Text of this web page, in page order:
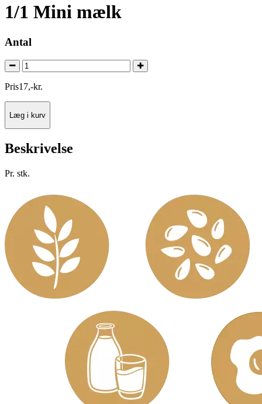
1/1 Mini mælk
Antal
Pris17,-kr.
Læg i kurv
Beskrivelse
Pr. stk.